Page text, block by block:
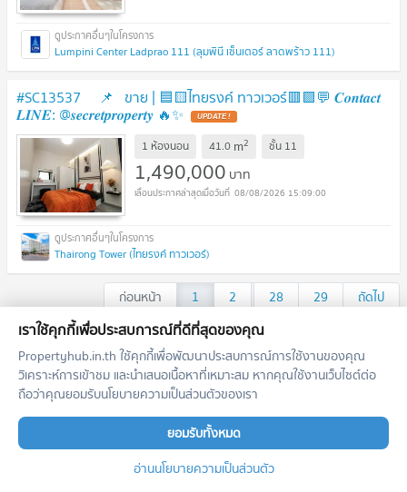
Lumpini Center Ladprao 111 (ลุมพินี เซ็นเตอร์ ลาดพร้าว 111)
#SC13537 📌 ขาย | 🟦🟨ไทยรงค์ ทาวเวอร์​🟥🟩💬 𝑪𝒐𝒏𝒕𝒂𝒄𝒕
𝑳𝑰𝑵𝑬: @𝒔𝒆𝒄𝒓𝒆𝒕𝒑𝒓𝒐𝒑𝒆𝒓𝒕𝒚 🔥✨ UPDATE !
1 ห้องนอน 41.0 m2 ชั้น 11
1,490,000 บาท
08/08/2026 15:09:00
Thairong Tower (ไทยรงค์ ทาวเวอร์)
ก่อนหน้า 1 2 ...
28 29 ถัดไป
เอเจ้นท์แนะนำประจำโครงการ
ตำแหน่งนี้ยังว่างอยู่
เพิ่มโอกาสสอบถาม รับฝาก เช่า/ขาย อสังหาฯ
ลงทะเบียนตำแหน่งนี้
เราใช้คุกกี้เพื่อประสบการณ์ที่ดีที่สุดของคุณ
Propertyhub.in.th ใช้คุกกี้เพื่อพัฒนาประสบการณ์การใช้งานของคุณ
วิเคราะห์การเข้าชม และนำเสนอเนื้อหาที่เหมาะสม หากคุณใช้งานเว็บไซต์ต่อ
ถือว่าคุณยอมรับนโยบายความเป็นส่วนตัวของเรา
ยอมรับทั้งหมด
อ่านนโยบายความเป็นส่วนตัว